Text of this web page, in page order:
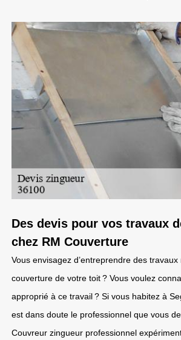
Des devis pour vos travaux
chez RM Couverture
Vous envisagez d’entreprendre des travaux
couverture de votre toit ? Vous voulez
approprié à ce travail ? Si vous habitez à
est dans doute le professionnel que vous
Couvreur zingueur professionnel